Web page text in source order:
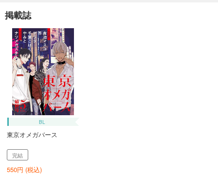
掲載誌
BL
東京オメガバース
完結
550円 (税込)